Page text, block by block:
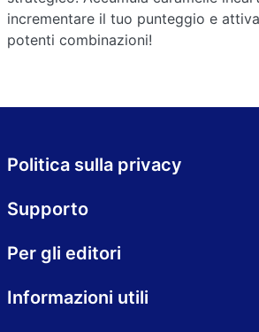
incrementare il tuo punteggio e
potenti combinazioni!
Politica sulla privacy
Supporto
Per gli editori
Informazioni utili